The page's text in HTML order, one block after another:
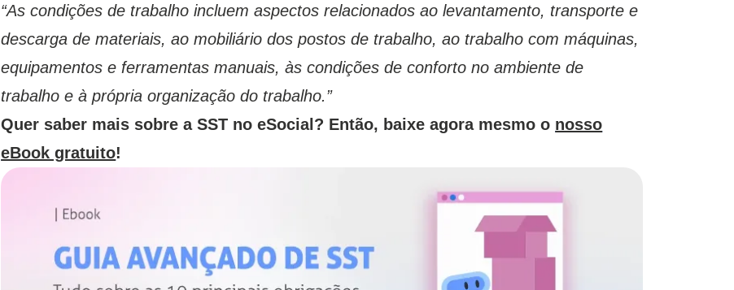
“As condições de trabalho incluem aspectos relacionados ao levantamento, transporte e
descarga de materiais, ao mobiliário dos postos de trabalho, ao trabalho com máquinas,
equipamentos e ferramentas manuais, às condições de conforto no ambiente de
trabalho e à própria organização do trabalho.”
Quer saber mais sobre a SST no eSocial? Então, baixe agora mesmo o nosso
eBook gratuito!